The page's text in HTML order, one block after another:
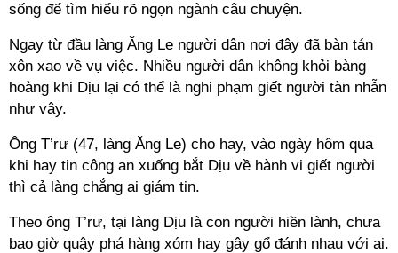
sống để tìm hiểu rõ ngọn ngành câu chuyện.
Ngay từ đầu làng Ăng Le người dân nơi đây đã bàn tán
xôn xao về vụ việc. Nhiều người dân không khỏi bàng
hoàng khi Dịu lại có thể là nghi phạm giết người tàn nhẫn
như vậy.
Ông T’rư (47, làng Ăng Le) cho hay, vào ngày hôm qua
khi hay tin công an xuống bắt Dịu về hành vi giết người
thì cả làng chẳng ai giám tin.
Theo ông T’rư, tại làng Dịu là con người hiền lành, chưa
bao giờ quậy phá hàng xóm hay gây gổ đánh nhau với ai.